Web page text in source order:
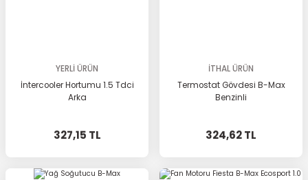
YERLİ ÜRÜN
İntercooler Hortumu 1.5 Tdci
Arka
327,15 TL
İTHAL ÜRÜN
Termostat Gövdesi B-Max
Benzinli
324,62 TL